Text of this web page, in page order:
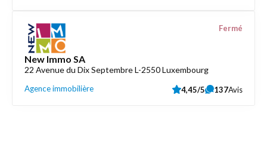
New Immo SA
22 Avenue du Dix Septembre L-2550 Luxembourg
Agence immobilière
Fermé
4,45/5 137Avis